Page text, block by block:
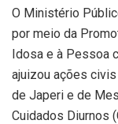
O Ministério
por meio da
Idosa e à Pessoa
ajuizou ações
de Japeri e de
Cuidados Diurnos